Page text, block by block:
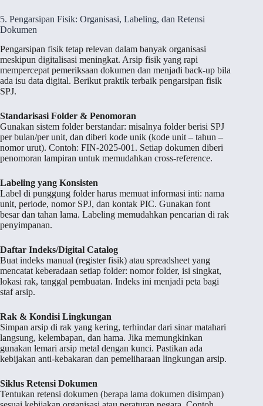
5. Pengarsipan Fisik: Organisasi, Labeling, dan Retensi
Dokumen
Pengarsipan fisik tetap relevan dalam banyak organisasi
meskipun digitalisasi meningkat. Arsip fisik yang rapi
mempercepat pemeriksaan dokumen dan menjadi back-up bila
ada isu data digital. Berikut praktik terbaik pengarsipan fisik
SPJ.
Standarisasi Folder & Penomoran
Gunakan sistem folder berstandar: misalnya folder berisi SPJ
per bulan/per unit, dan diberi kode unik (kode unit – tahun –
nomor urut). Contoh: FIN-2025-001. Setiap dokumen diberi
penomoran lampiran untuk memudahkan cross-reference.
Labeling yang Konsisten
Label di punggung folder harus memuat informasi inti: nama
unit, periode, nomor SPJ, dan kontak PIC. Gunakan font
besar dan tahan lama. Labeling memudahkan pencarian di rak
penyimpanan.
Daftar Indeks/Digital Catalog
Buat indeks manual (register fisik) atau spreadsheet yang
mencatat keberadaan setiap folder: nomor folder, isi singkat,
lokasi rak, tanggal pembuatan. Indeks ini menjadi peta bagi
staf arsip.
Rak & Kondisi Lingkungan
Simpan arsip di rak yang kering, terhindar dari sinar matahari
langsung, kelembapan, dan hama. Jika memungkinkan
gunakan lemari arsip metal dengan kunci. Pastikan ada
kebijakan anti-kebakaran dan pemeliharaan lingkungan arsip.
Siklus Retensi Dokumen
Tentukan retensi dokumen (berapa lama dokumen disimpan)